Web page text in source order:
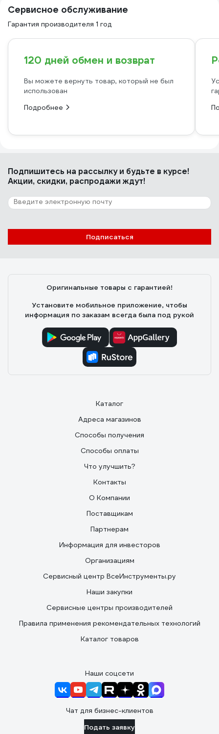
Сервисное обслуживание
Гарантия производителя 1 год
120 дней обмен и возврат
Вы можете вернуть товар, который не был
использован
Подробнее
Подпишитесь на рассылкуи будьте в курсе!
Акции, скидки, распродажи ждут!
Подписаться
Оригинальные товары с гарантией!
Установите мобильное приложение, чтобы
информация по заказам всегда была под рукой
Каталог
Адреса магазинов
Способы получения
Способы оплаты
Что улучшить?
Контакты
О Компании
Поставщикам
Партнерам
Информация для инвесторов
Организациям
Сервисный центр ВсеИнструменты.ру
Наши закупки
Сервисные центры производителей
Правила применения рекомендательных технологий
Каталог товаров
Наши соцсети
Чат для бизнес-клиентов
Подать заявку